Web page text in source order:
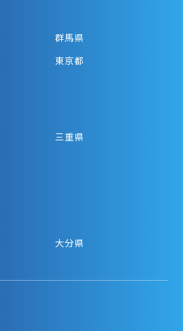
群馬県
東京都
三重県
大分県